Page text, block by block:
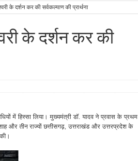
के दर्शन कर की सर्वकल्याण की प्रार्थना
के दर्शन कर की
में हिस्सा लिया। मुख्यमंत्री डॉ. यादव ने प्रवास के प्रथम
और तीन राज्यों छत्तीसगढ़, उत्तराखंड और उत्तरप्रदेश के